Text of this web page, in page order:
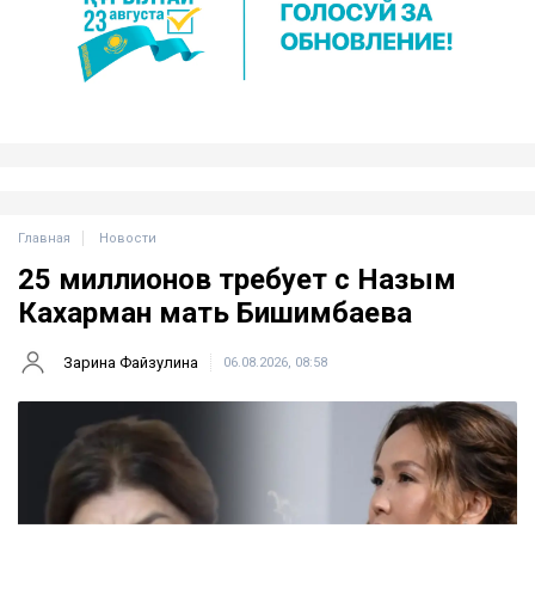
Главная Новости
25 миллионов требует с Назым
Кахарман мать Бишимбаева
Зарина Файзулина 06.08.2026, 08:58